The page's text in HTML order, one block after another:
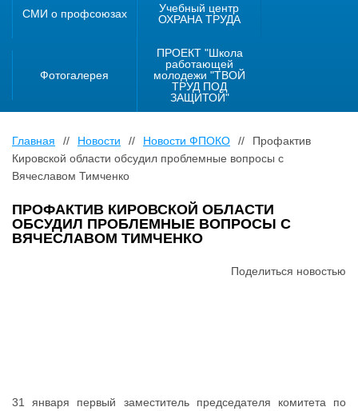
СМИ о профсоюзах
Учебный центр
ОХРАНА ТРУДА
Фотогалерея
ПРОЕКТ "Школа
работающей
молодежи "ТВОЙ
ТРУД ПОД
ЗАЩИТОЙ"
Главная // Новости // Новости ФПОКО //
Профактив
Кировской области обсудил проблемные вопросы с
Вячеславом Тимченко
ПРОФАКТИВ КИРОВСКОЙ ОБЛАСТИ
ОБСУДИЛ ПРОБЛЕМНЫЕ ВОПРОСЫ С
ВЯЧЕСЛАВОМ ТИМЧЕНКО
Поделиться новостью
31 января первый заместитель председателя комитета по